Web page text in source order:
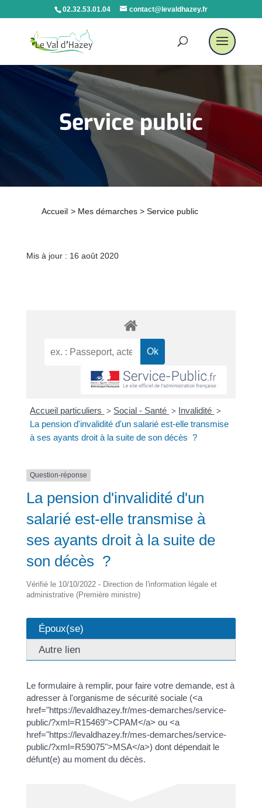
02.32.53.01.04 contact@levaldhazey.fr
Service public
Accueil > Mes démarches > Service public
Mis à jour : 16 août 2020
Accueil particuliers > Social - Santé > Invalidité >
La pension d'invalidité d'un salarié est-elle transmise
à ses ayants droit à la suite de son décès ?
Question-réponse
La pension d'invalidité d'un
salarié est-elle transmise à
ses ayants droit à la suite de
son décès ?
Vérifié le 10/10/2022 - Direction de l'information légale et
administrative (Première ministre)
Époux(se)
Autre lien
Le formulaire à remplir, pour faire votre demande, est à
adresser à l'organisme de sécurité sociale (<a
href="https://levaldhazey.fr/mes-demarches/service-
public/?xml=R15469">CPAM</a> ou <a
href="https://levaldhazey.fr/mes-demarches/service-
public/?xml=R59075">MSA</a>) dont dépendait le
défunt(e) au moment du décès.